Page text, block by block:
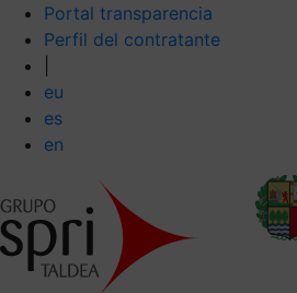
Portal transparencia
Perfil del contratante
eu
es
en